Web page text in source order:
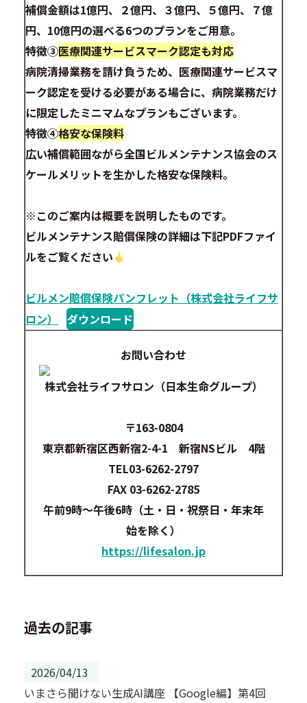
補償金額は1億円、２億円、３億円、５億円、７億
円、10億円の選べる6つのプランをご用意。
特徴③医療関連サービスマーク認定も対応
病院清掃業務を請け負うため、医療関連サービスマ
ーク認定を受ける必要がある場合に、病院業務だけ
に限定したミニマムなプランもございます。
特徴④格安な保険料
広い補償範囲ながら全国ビルメンテナンス協会のス
ケールメリットを生かした格安な保険料。
※このご案内は概要を説明したものです。
ビルメンテナンス賠償保険の詳細は下記PDFファイ
ルをご覧ください
ビルメン賠償保険パンフレット（株式会社ライフサ
ロン）
ダウンロード
お問い合わせ
株式会社ライフサロン（日本生命グループ）
〒163-0804
東京都新宿区西新宿2-4-1 新宿NSビル 4階
TEL03-6262-2797
FAX 03-6262-2785
午前9時～午後6時（土・日・祝祭日・年末年
始を除く）
https://lifesalon.jp
過去の記事
2026/04/13
いまさら聞けない生成AI講座 【Google編】第4回